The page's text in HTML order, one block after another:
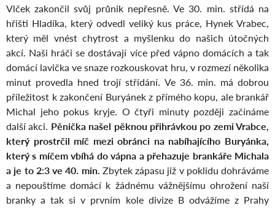
Vlček zakončil svůj průnik nepřesně. Ve 30. min. střídá na
hřišti Hladíka, který odvedl veliký kus práce, Hynek Vrabec,
který měl vnést chytrost a myšlenku do našich útočných
akcí. Naši hráči se dostávají více před vápno domácích a tak
domácí lavička ve snaze rozkouskovat hru, v rozmezí několika
minut provedla hned trojí střídání. Ve 36. min. má dobrou
příležitost k zakončení Buryánek z přímého kopu, ale brankář
Michal jeho pokus kryje. O čtyři minuty později začínáme
další akci. Pěnička našel pěknou přihrávkou po zemi Vrabce,
který prostrčil míč mezi obránci na nabíhajícího Buryánka,
který s míčem vbíhá do vápna a přehazuje brankáře Michala
a je to 2:3 ve 40. min. Zbytek zápasu již v poklidu dohráváme
a nepouštíme domácí k žádnému vážnějšímu ohrožení naší
branky a tak si v prvním kole divize B odvážíme z Prahy